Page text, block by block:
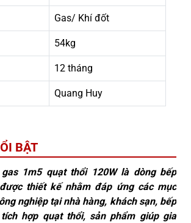
Gas/ Khí đốt
54kg
12 tháng
Quang Huy
BẬT
1m5 quạt thổi 120W là dòng bếp
thiết kế nhằm đáp ứng các mục
nghiệp tại nhà hàng, khách sạn, bếp
hợp quạt thổi, sản phẩm giúp gia